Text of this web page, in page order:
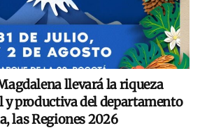
llevará la riqueza
productiva del departamento
las Regiones 2026